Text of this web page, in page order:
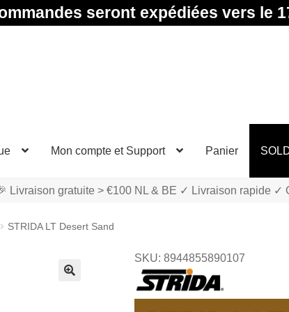
seront expédiées vers le
Mon compte et Support Panier
Livraison gratuite > €100 NL & BE ✓ Livraison rapide ✓
STRIDA LT Desert Sand
SKU: 8944855890107